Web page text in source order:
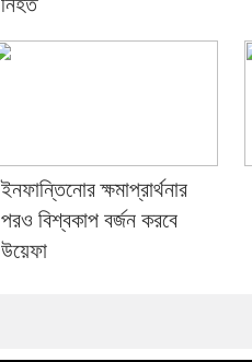
ইনফান্তিনোর ক্ষমাপ্রার্থনার
পরও বিশ্বকাপ বর্জন করবে
উয়েফা